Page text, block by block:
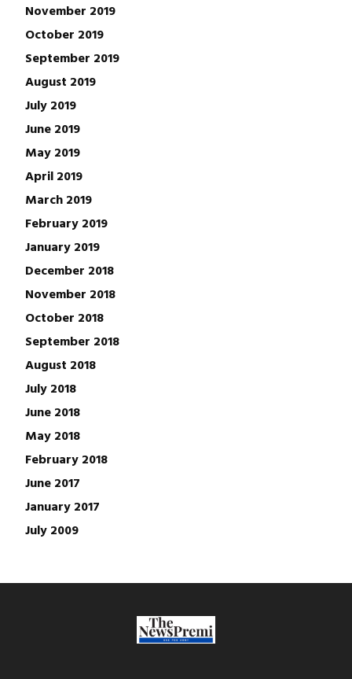
November 2019
October 2019
September 2019
August 2019
July 2019
June 2019
May 2019
April 2019
March 2019
February 2019
January 2019
December 2018
November 2018
October 2018
September 2018
August 2018
July 2018
June 2018
May 2018
February 2018
June 2017
January 2017
July 2009